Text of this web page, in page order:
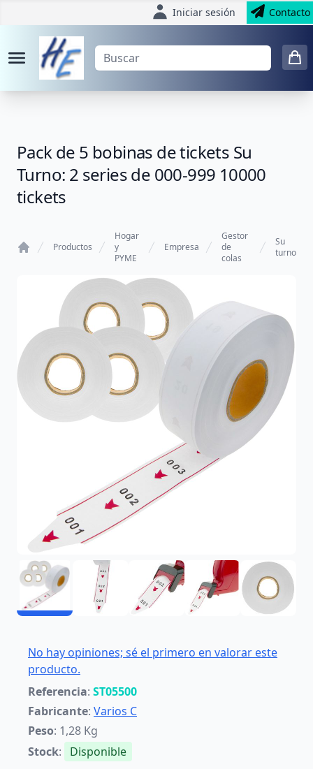
Iniciar sesión Contacto
Pack de 5 bobinas de tickets Su
Turno: 2 series de 000-999 10000
tickets
Productos
Hogar
y
PYME
Empresa
Gestor
de
colas
Su
turno
No hay opiniones; sé el primero en valorar este
producto.
Referencia: ST05500
Fabricante: Varios C
Peso: 1,28 Kg
Stock: Disponible